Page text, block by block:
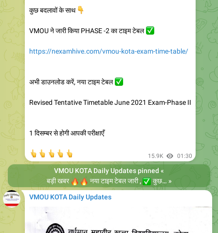
कुछ बदलावों के साथ
👇
VMOU ने जारी किया PHASE -2 का टाइम टेबल
✅
https://nexamhive.com/vmou-kota-exam-time-table/
अभी डाउनलोड करें, नया टाइम टेबल
✅
Revised Tentative Timetable June 2021 Exam-Phase II
1 दिसम्बर से होगी आपकी परीक्षाएँ
15.9K 01:30
VMOU KOTA Daily Updatespinned «
बड़ी खबर
🔥
🔥नया टाइम टेबल जारी ,
✅
कुछ बदलावों के साथ »
VMOU KOTA Daily Updates